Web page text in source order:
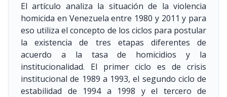
El artículo analiza la situación de la violencia
homicida en Venezuela entre 1980 y 2011 y para
eso utiliza el concepto de los ciclos para postular
la existencia de tres etapas diferentes de
acuerdo a la tasa de homicidios y la
institucionalidad. El primer ciclo es de crisis
institucional de 1989 a 1993, el segundo ciclo de
estabilidad de 1994 a 1998 y el tercero de